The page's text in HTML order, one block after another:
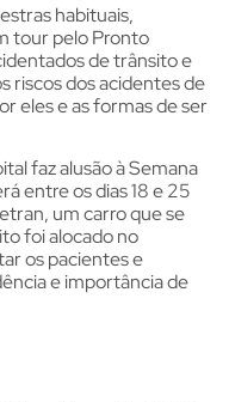
habituais,
tour pelo Pronto
de trânsito e
riscos dos acidentes de
eles e as formas de ser
faz alusão à Semana
entre os dias 18 e 25
um carro que se
foi alocado no
os pacientes e
e importância de